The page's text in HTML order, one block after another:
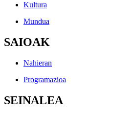
Kultura
Mundua
SAIOAK
Nahieran
Programazioa
SEINALEA